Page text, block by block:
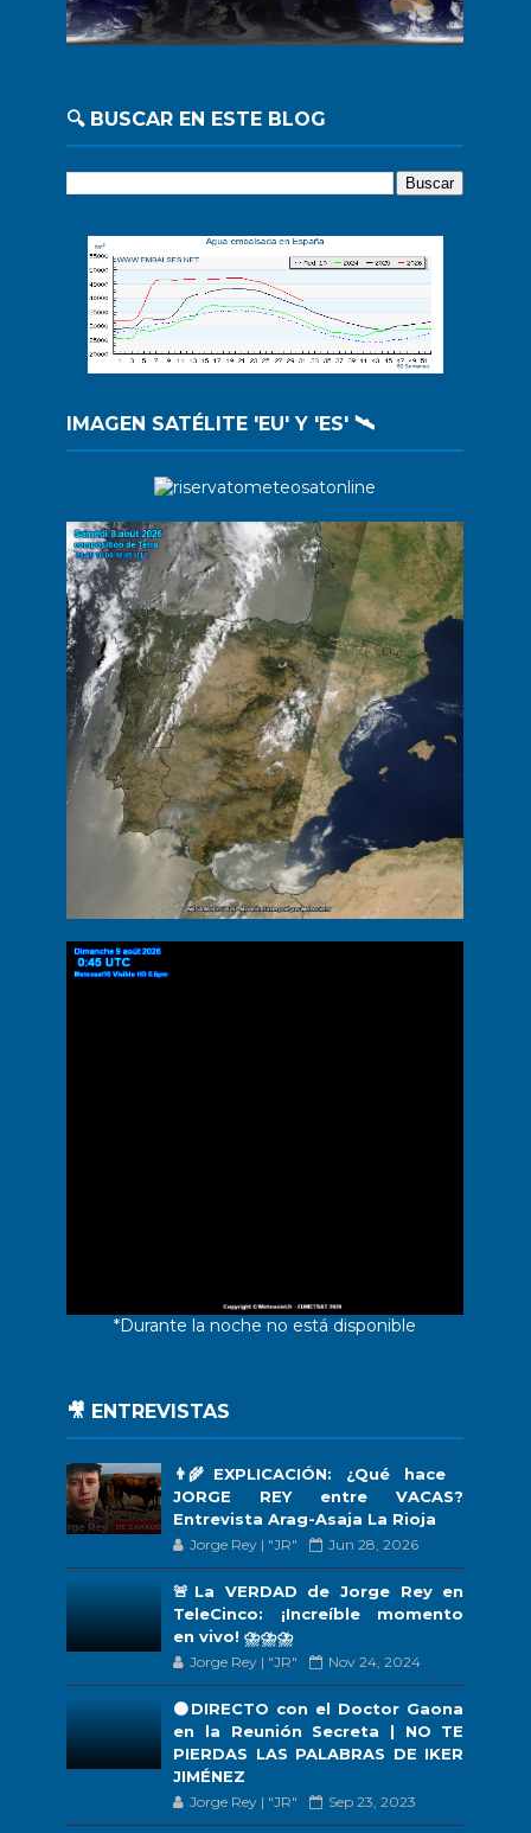
🔍 BUSCAR EN ESTE BLOG
IMAGEN SATÉLITE 'EU' Y 'ES' 🛰️
*Durante la noche no está disponible
🎥 ENTREVISTAS
👨‍🌾EXPLICACIÓN: ¿Qué hace
JORGE REY entre VACAS?
Entrevista Arag-Asaja La Rioja
Jorge Rey | "JR" Jun 28, 2026
🚨La VERDAD de Jorge Rey en
TeleCinco: ¡Increíble momento
en vivo! ⛈️⛈️⛈️
Jorge Rey | "JR" Nov 24, 2024
🟠DIRECTO con el Doctor Gaona
en la Reunión Secreta | NO TE
PIERDAS LAS PALABRAS DE IKER
JIMÉNEZ
Jorge Rey | "JR" Sep 23, 2023